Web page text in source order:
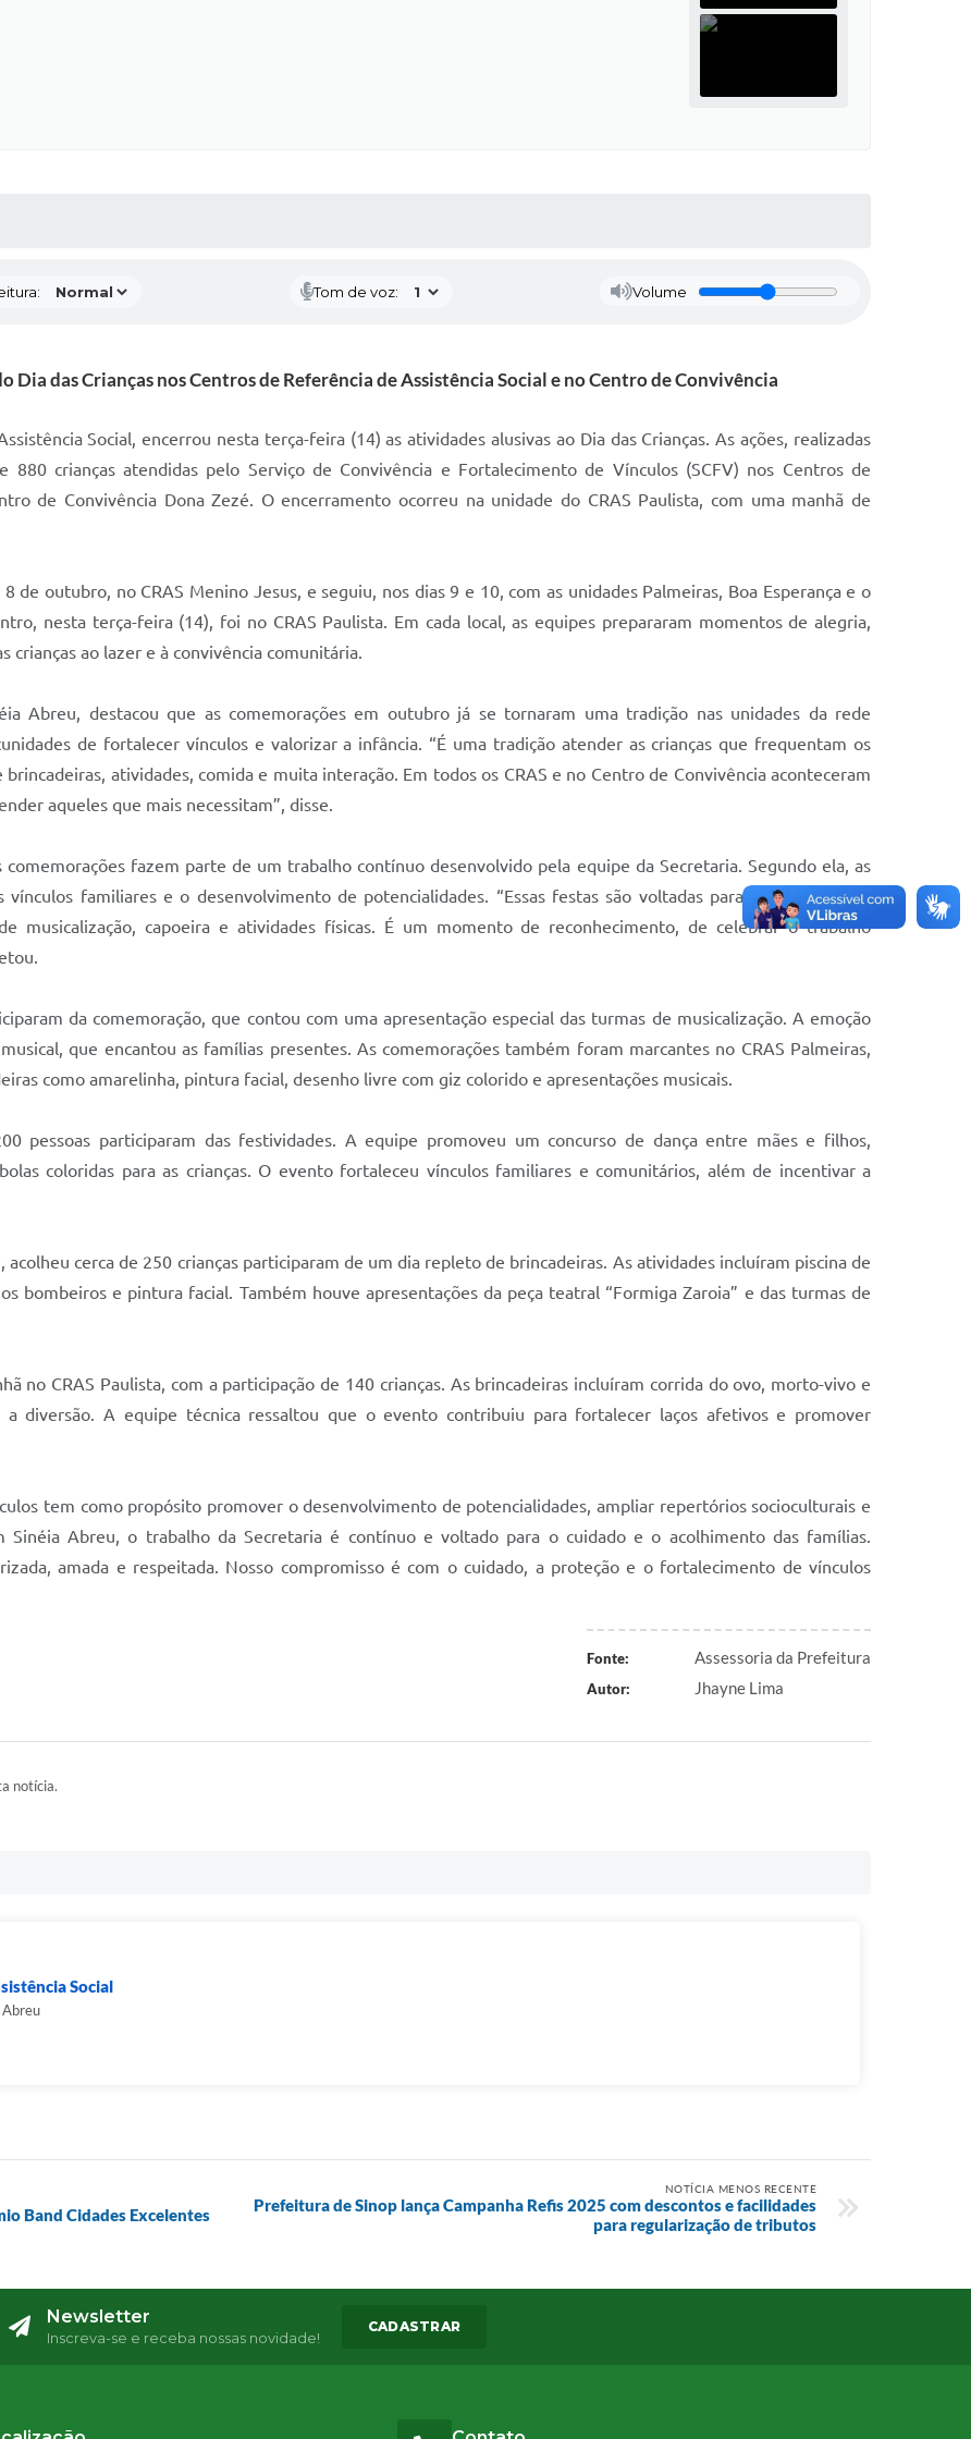
Tom de voz: Volume
das Crianças nos Centros de Referência de Assistência Social e no Centro de Convivência
Social, encerrou nesta terça-feira (14) as atividades alusivas ao Dia das Crianças. As ações, realizadas
crianças atendidas pelo Serviço de Convivência e Fortalecimento de Vínculos (SCFV) nos Centros de
de Convivência Dona Zezé. O encerramento ocorreu na unidade do CRAS Paulista, com uma manhã de
de outubro, no CRAS Menino Jesus, e seguiu, nos dias 9 e 10, com as unidades Palmeiras, Boa Esperança e o
nesta terça-feira (14), foi no CRAS Paulista. Em cada local, as equipes prepararam momentos de alegria,
ao lazer e à convivência comunitária.
Abreu, destacou que as comemorações em outubro já se tornaram uma tradição nas unidades da rede
de fortalecer vínculos e valorizar a infância. “É uma tradição atender as crianças que frequentam os
atividades, comida e muita interação. Em todos os CRAS e no Centro de Convivência aconteceram
aqueles que mais necessitam”, disse.
fazem parte de um trabalho contínuo desenvolvido pela equipe da Secretaria. Segundo ela, as
familiares e o desenvolvimento de potencialidades. “Essas festas são voltadas para as crianças que
musicalização, capoeira e atividades físicas. É um momento de reconhecimento, de celebrar o trabalho
da comemoração, que contou com uma apresentação especial das turmas de musicalização. A emoção
que encantou as famílias presentes. As comemorações também foram marcantes no CRAS Palmeiras,
como amarelinha, pintura facial, desenho livre com giz colorido e apresentações musicais.
pessoas participaram das festividades. A equipe promoveu um concurso de dança entre mães e filhos,
coloridas para as crianças. O evento fortaleceu vínculos familiares e comunitários, além de incentivar a
cerca de 250 crianças participaram de um dia repleto de brincadeiras. As atividades incluíram piscina de
bombeiros e pintura facial. Também houve apresentações da peça teatral “Formiga Zaroia” e das turmas de
no CRAS Paulista, com a participação de 140 crianças. As brincadeiras incluíram corrida do ovo, morto-vivo e
diversão. A equipe técnica ressaltou que o evento contribuiu para fortalecer laços afetivos e promover
tem como propósito promover o desenvolvimento de potencialidades, ampliar repertórios socioculturais e
Abreu, o trabalho da Secretaria é contínuo e voltado para o cuidado e o acolhimento das famílias.
amada e respeitada. Nosso compromisso é com o cuidado, a proteção e o fortalecimento de vínculos
Fonte: Assessoria da Prefeitura
Autor: Jhayne Lima
notícia.
Social
Abreu
Band Cidades Excelentes
NOTÍCIA MENOS RECENTE
Prefeitura de Sinop lança Campanha Refis 2025 com descontos e facilidades
para regularização de tributos
Newsletter
Inscreva-se e receba nossas novidade!
CADASTRAR